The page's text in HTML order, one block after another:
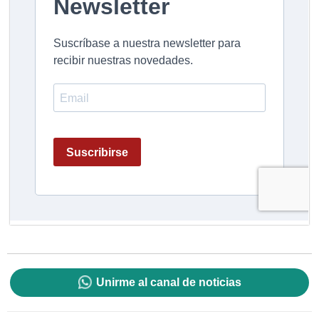
Unirme al canal de noticias